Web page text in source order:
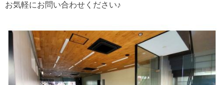
お気軽にお問い合わせください♪